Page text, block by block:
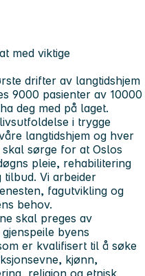
med viktige
drifter av langtidshjem
9000 pasienter av 10000
deg med på laget.
i trygge
langtidshjem og hver
sørge for at Oslos
pleie, rehabilitering
Vi arbeider
fagutvikling og
behov.
skal preges av
byens
er kvalifisert til å søke
kjønn,
religion og etnisk